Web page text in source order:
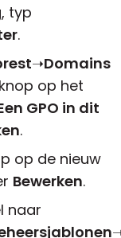
typ
.
➝Domains
op het
GPO in dit
.
op de nieuw
Bewerken.
naar